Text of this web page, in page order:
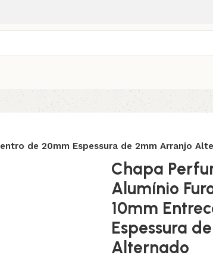
de 20mm Espessura de 2mm Arranjo
Chapa
Alumínio
10mm
Espessura
Alternado